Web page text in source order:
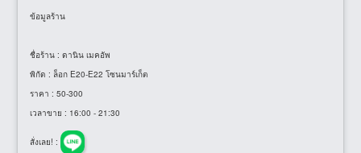
ข้อมูลร้าน
ชื่อร้าน: ดานิน เมคอัพ
พิกัด : ล็อก E20-E22 โซนมาร์เก็ต
ราคา : 50-300
เวลาขาย : 16:00 - 21:30
สั่งเลย! :